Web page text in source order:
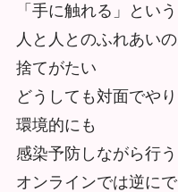
「手に触れる」という
人と人とのふれあい
捨てがたい
どうしても対面でや
環境的にも
感染予防しながら行
オンラインでは逆に